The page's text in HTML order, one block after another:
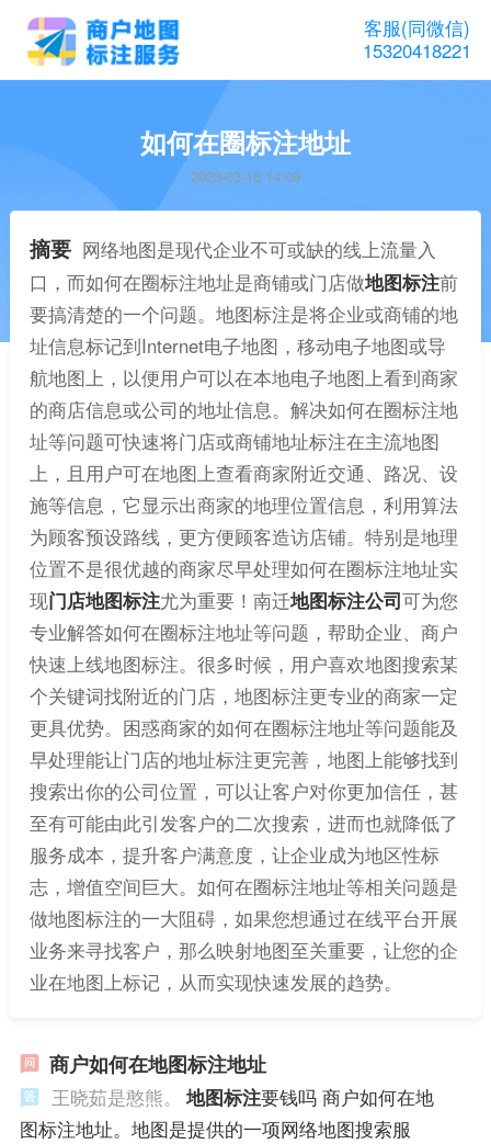
客服(同微信)
15320418221
如何在圈标注地址
2023-03-16 14:09
摘要 网络地图是现代企业不可或缺的线上流量入
口，而如何在圈标注地址是商铺或门店做地图标注前
要搞清楚的一个问题。地图标注是将企业或商铺的地
址信息标记到Internet电子地图，移动电子地图或导
航地图上，以便用户可以在本地电子地图上看到商家
的商店信息或公司的地址信息。解决如何在圈标注地
址等问题可快速将门店或商铺地址标注在主流地图
上，且用户可在地图上查看商家附近交通、路况、设
施等信息，它显示出商家的地理位置信息，利用算法
为顾客预设路线，更方便顾客造访店铺。特别是地理
位置不是很优越的商家尽早处理如何在圈标注地址实
现门店地图标注尤为重要！南迁地图标注公司可为您
专业解答如何在圈标注地址等问题，帮助企业、商户
快速上线地图标注。很多时候，用户喜欢地图搜索某
个关键词找附近的门店，地图标注更专业的商家一定
更具优势。困惑商家的如何在圈标注地址等问题能及
早处理能让门店的地址标注更完善，地图上能够找到
搜索出你的公司位置，可以让客户对你更加信任，甚
至有可能由此引发客户的二次搜索，进而也就降低了
服务成本，提升客户满意度，让企业成为地区性标
志，增值空间巨大。如何在圈标注地址等相关问题是
做地图标注的一大阻碍，如果您想通过在线平台开展
业务来寻找客户，那么映射地图至关重要，让您的企
业在地图上标记，从而实现快速发展的趋势。
商户如何在地图标注地址
王晓茹是憨熊。 地图标注要钱吗 商户如何在地
图标注地址。地图是提供的一项网络地图搜索服